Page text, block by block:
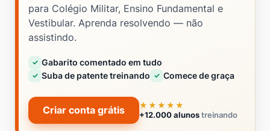
para Colégio Militar, Ensino Fundamental e
Vestibular. Aprenda resolvendo — não
assistindo.
✓ Gabarito comentado em tudo
✓ Suba de patente treinando ✓ Comece de graça
Criar conta grátis
★★★★★
+12.000 alunostreinando